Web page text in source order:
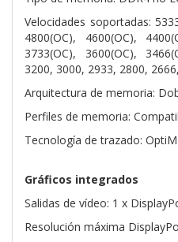
Velocidades soportadas:
4800(OC), 4600(OC),
3733(OC), 3600(OC),
3200, 3000, 2933, 2800,
Arquitectura de memoria:
Perfiles de memoria:
Tecnología de trazado:
Gráficos integrados
Salidas de vídeo: 1 x
Resolución máxima